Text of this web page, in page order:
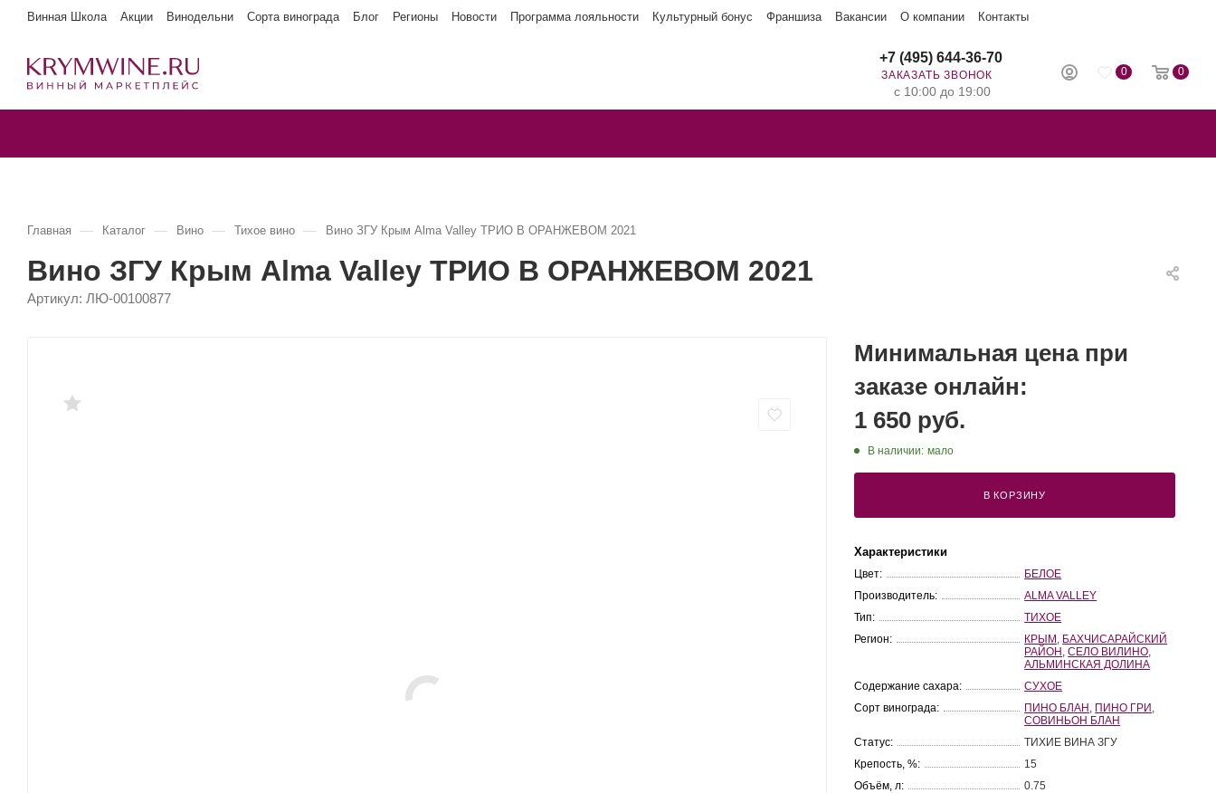
Винная Школа Акции Винодельни Сорта винограда Блог Регионы Новости Программа лояльности Культурный бонус Франшиза Вакансии О компании Контакты
0 0
+7 (495) 644-36-70
ЗАКАЗАТЬ ЗВОНОК
с 10:00 до 19:00
Главная — Каталог — Вино — Тихое вино — Вино ЗГУ Крым Alma Valley ТРИО В ОРАНЖЕВОМ 2021
Вино ЗГУ Крым Alma Valley ТРИО В ОРАНЖЕВОМ 2021
Артикул: ЛЮ-00100877
Минимальная цена при
заказе онлайн:
1 650 руб.
В наличии: мало
В КОРЗИНУ
Характеристики
Цвет:
БЕЛОЕ
Производитель:
ALMA VALLEY
Тип:
ТИХОЕ
Регион:
КРЫМ БАХЧИСАРАЙСКИЙ
РАЙОН ,СЕЛО ВИЛИНО
АЛЬМИНСКАЯ ДОЛИНА
Содержание сахара:
СУХОЕ
Сорт винограда:
ПИНО БЛАН ПИНО ГРИ
СОВИНЬОН БЛАН
Статус:
ТИХИЕ ВИНА ЗГУ
Крепость, %:
15
Объём, л:
0.75